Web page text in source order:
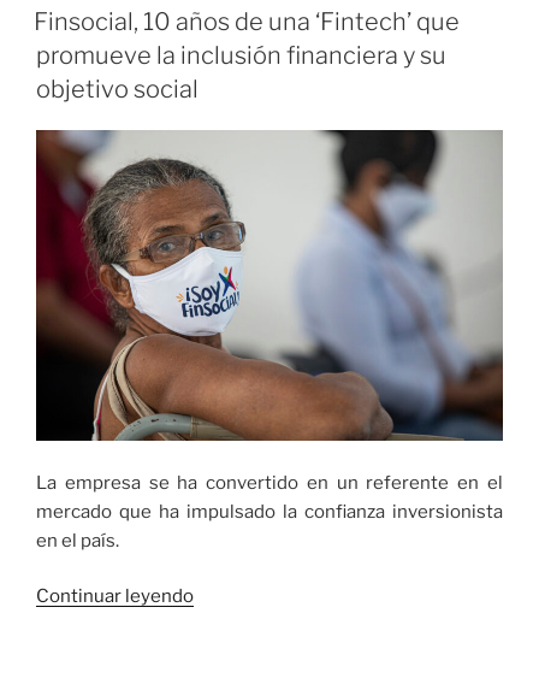
Colombia
profunda
exhiben
en
Aeropuerto
Internacional
El
Dorado»
EL
Finsocial, 10 años de una ‘Fintech’ que
promueve la inclusión financiera y su
objetivo social
La empresa se ha convertido en un referente en el
mercado que ha impulsado la confianza inversionista
en el país.
Continuar leyendo«Finsocial,